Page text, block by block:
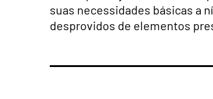
suas necessidades básicas a
desprovidos de elementos